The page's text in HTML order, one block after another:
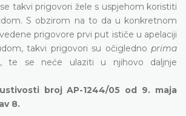
takvi prigovori žele s uspjehom koristiti
S obzirom na to da u konkretnom
prigovore prvi put ističe u apelaciji
takvi prigovori su očigledno prima
te se neće ulaziti u njihovo daljnje
broj AP-1244/05 od 9. maja
8.